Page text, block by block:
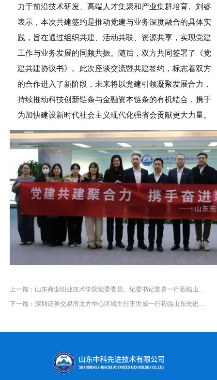
力于前沿技术研发、高端人才集聚和产业集群培育。刘睿
表示，本次共建签约是推动党建与业务深度融合的具体实
践，旨在通过组织共建、活动共联、资源共享，实现党建
工作与业务发展的同频共振。随后，双方共同签署了《党
建共建协议书》。 此次座谈交流暨共建签约，标志着双方
的合作进入了新阶段，未来将以党建引领凝聚发展合力，
持续推动科技创新链条与金融资本链条的有机结合，携手
为加快建设新时代社会主义现代化强省会贡献更大力量。
上一篇：山东商业职业技术学院党委委员、纪委书记姜勇一行莅临山东先进院参观交流
下一篇：深圳证券交易所北方中心区域主任王世威一行莅临山东先进院参观交流